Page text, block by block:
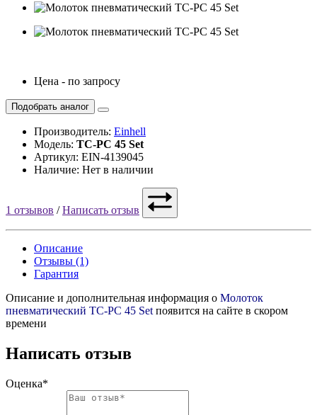
Цена - по запросу
Подобрать аналог
Производитель: Einhell
Модель: TC-PC 45 Set
Артикул: EIN-4139045
Наличие: Нет в наличии
1 отзывов /Написать отзыв
Описание
Отзывы (1)
Гарантия
Описание и дополнительная информация о Молоток
пневматический TC-PC 45 Set появится на сайте в скором
времени
Написать отзыв
Оценка*